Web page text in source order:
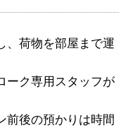
、荷物を部屋まで運
ーク専用スタッフが
前後の預かりは時間